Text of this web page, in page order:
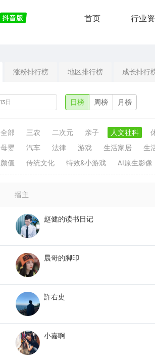
首页 行业
涨粉排行榜 地区排行榜 成长排行
日榜 周榜 月榜
全部 三农 二次元 亲子 人文社科
母婴
汽车 法律 游戏 生活家居 生
颜值
传统文化 特效&小游戏 AI原生影像
播主
赵健的读书日记
晨哥的脚印
許右史
小嘉啊